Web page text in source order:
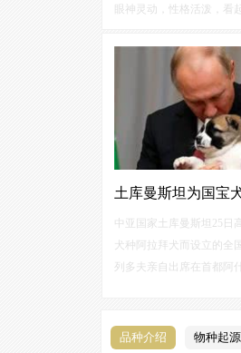
眼神灵动，性格活泼，看
犬，它们有着强大的力量
的品格，能够在危险的环
土库曼斯坦为国宝
中亚国家土库曼斯坦25日
犬种阿拉拜犬而设立的全
列多夫亲自出席在首都阿
内外大力推崇阿拉拜犬，
品种介绍 物种起源